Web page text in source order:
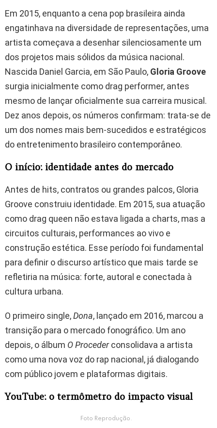
Em 2015, enquanto a cena pop brasileira ainda
engatinhava na diversidade de representações, uma
artista começava a desenhar silenciosamente um
dos projetos mais sólidos da música nacional.
Nascida Daniel Garcia, em São Paulo, Gloria Groove
surgia inicialmente como drag performer, antes
mesmo de lançar oficialmente sua carreira musical.
Dez anos depois, os números confirmam: trata-se de
um dos nomes mais bem-sucedidos e estratégicos
do entretenimento brasileiro contemporâneo.
O início: identidade antes do mercado
Antes de hits, contratos ou grandes palcos, Gloria
Groove construiu identidade. Em 2015, sua atuação
como drag queen não estava ligada a charts, mas a
circuitos culturais, performances ao vivo e
construção estética. Esse período foi fundamental
para definir o discurso artístico que mais tarde se
refletiria na música: forte, autoral e conectada à
cultura urbana.
O primeiro single,Dona, lançado em 2016, marcou a
transição para o mercado fonográfico. Um ano
depois, o álbum O Procederconsolidava a artista
como uma nova voz do rap nacional, já dialogando
com público jovem e plataformas digitais.
YouTube: o termômetro do impacto visual
Foto Reprodução.